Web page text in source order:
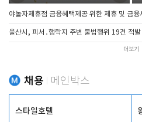
야놀자제휴점 금융혜택제공 위한 제휴 및 금융
울산시, 피서․행락지 주변 불법행위 19건 적발
더보기
채용 메인박스
스타일호텔